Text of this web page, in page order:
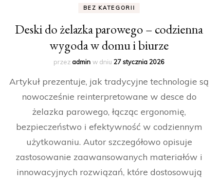
BEZ KATEGORII
Deski do żelazka parowego – codzienna
wygoda w domu i biurze
przezadmin w dniu 27 stycznia 2026
Artykuł prezentuje, jak tradycyjne technologie są
nowocześnie reinterpretowane w desce do
żelazka parowego, łącząc ergonomię,
bezpieczeństwo i efektywność w codziennym
użytkowaniu. Autor szczegółowo opisuje
zastosowanie zaawansowanych materiałów i
innowacyjnych rozwiązań, które dostosowują